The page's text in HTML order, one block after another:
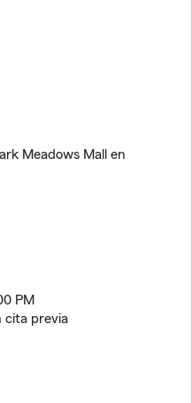
Meadows Mall en
PM
cita previa